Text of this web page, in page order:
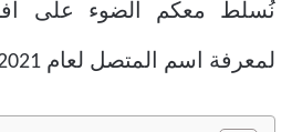
نُسلط معكم الضوء على
لمعرفة اسم المتصل لعام 2021.